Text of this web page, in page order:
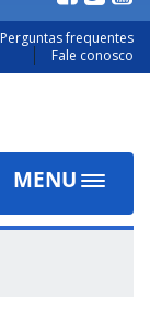
Perguntas frequentes
Fale conosco
MENU
Toggle